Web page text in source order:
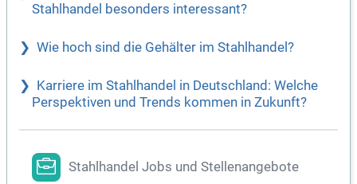
Stahlhandel besonders interessant?
Wie hoch sind die Gehälter im Stahlhandel?
Karriere im Stahlhandel in Deutschland: Welche
Perspektiven und Trends kommen in Zukunft?
Stahlhandel Jobs und Stellenangebote